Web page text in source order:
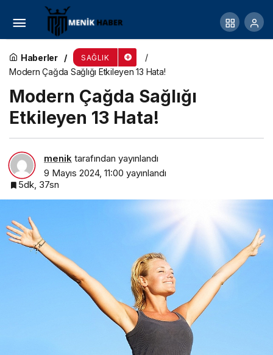
Haberler SAĞLIK
Modern Çağda Sağlığı Etkileyen 13 Hata!
Modern Çağda Sağlığı
Etkileyen 13 Hata!
menik tarafından yayınlandı
9 Mayıs 2024, 11:00 yayınlandı
5dk, 37sn
Sırt Ağrısı Omurga Tümörü Habercisi Olabilir